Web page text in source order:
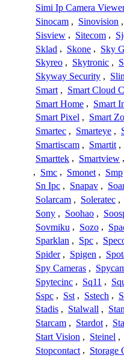
Simi Ip Camera
Sinocam , Sinovision ,
Sisview , Sitecom ,
Sklad , Skone , Sky
Skyreo , Skytronic ,
Skyway Security ,
Smart , Smart Cloud
Smart Home , Smart
Smart Pixel , Smart
Smartec , Smarteye ,
Smartiscam , Smartit ,
Smarttek , Smartview ,
, Smc , Smonet , Smp
Sn Ipc , Snapav ,
Solarcam , Soleratec ,
Sony , Soohao ,
Sovmiku , Sozo ,
Sparklan , Spc ,
Spider , Spigen ,
Spy Cameras ,
Spytecinc , Sq11 ,
Sspc , Sst , Sstech ,
Stadis , Stalwall ,
Starcam , Stardot ,
Start Vision , Steinel ,
Stopcontact , Storage